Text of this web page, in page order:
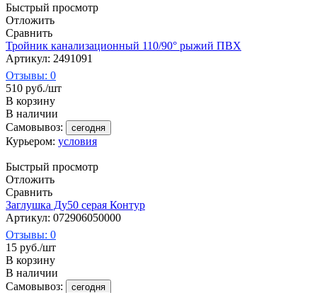
Быстрый просмотр
Отложить
Сравнить
Тройник канализационный 110/90° рыжий ПВХ
Артикул: 2491091
Отзывы: 0
510 руб./шт
В корзину
В наличии
Самовывоз:
сегодня
Курьером: условия
Быстрый просмотр
Отложить
Сравнить
Заглушка Ду50 серая Контур
Артикул: 072906050000
Отзывы: 0
15 руб./шт
В корзину
В наличии
Самовывоз:
сегодня